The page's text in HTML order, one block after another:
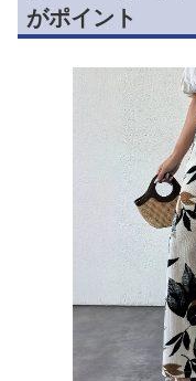
がポイント